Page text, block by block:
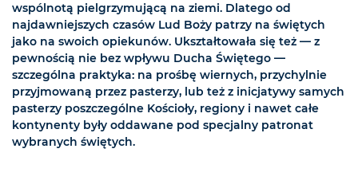
wspólnotą pielgrzymującą na ziemi. Dlatego od
najdawniejszych czasów Lud Boży patrzy na świętych
jako na swoich opiekunów. Ukształtowała się też — z
pewnością nie bez wpływu Ducha Świętego —
szczególna praktyka: na prośbę wiernych, przychylnie
przyjmowaną przez pasterzy, lub też z inicjatywy samych
pasterzy poszczególne Kościoły, regiony i nawet całe
kontynenty były oddawane pod specjalny patronat
wybranych świętych.